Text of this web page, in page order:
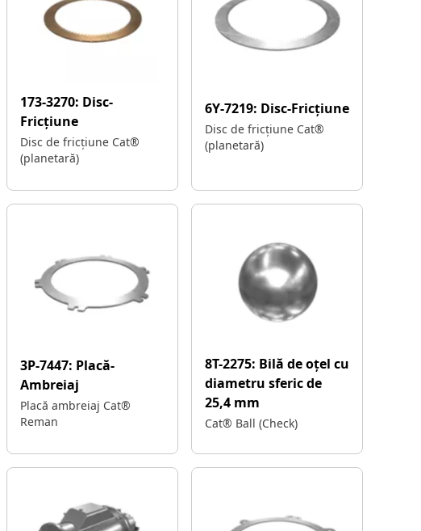
173-3270: Disc-
Fricțiune
Disc de fricțiune Cat®
(planetară)
6Y-7219: Disc-Fricțiune
Disc de fricțiune Cat®
(planetară)
3P-7447: Placă-
Ambreiaj
Placă ambreiaj Cat®
Reman
8T-2275: Bilă de oțel cu
diametru sferic de
25,4 mm
Cat® Ball (Check)